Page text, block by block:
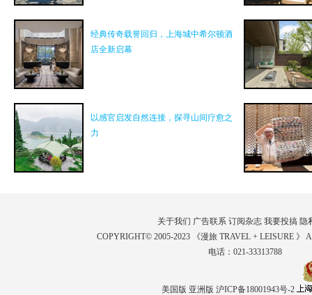
经典传奇载誉回归，上海城中希尔顿酒
店全新启幕
以感官启发自然连接，探寻山间疗愈之
力
关于我们 广告联系 订阅杂志 我要投搞 隐
COPYRIGHT© 2005-2023 《漫旅 TRAVEL + LEISURE 》
电话：021-33313788
美国版 亚洲版 沪ICP备18001943号-2